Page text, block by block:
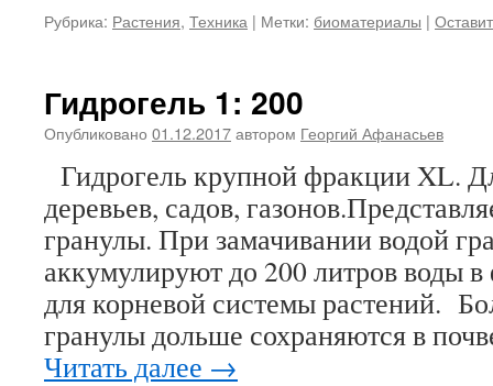
Рубрика: Растения, Техника | Метки: биоматериалы |
Гидрогель 1: 200
Опубликовано 01.12.2017автором Георгий Афанасьев
Гидрогель крупной фракции XL.
деревьев, садов,
гранулы. При замачивании водой
аккумулируют до 200 литров воды
для корневой системы растений.
гранулы дольше сохраняются в
Читать далее →